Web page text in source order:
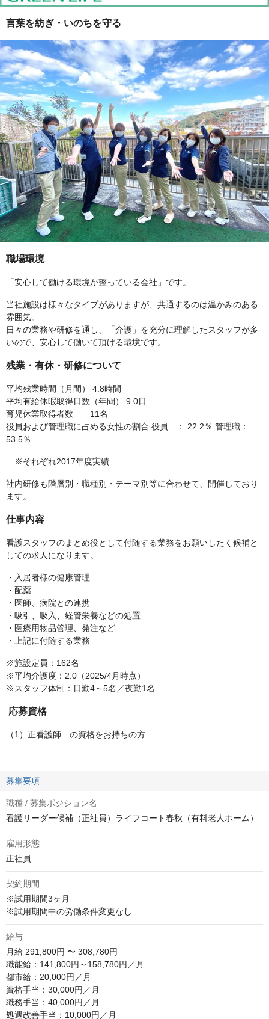
言葉を紡ぎ・いのちを守る
職場環境
「安心して働ける環境が整っている会社」です。
当社施設は様々なタイプがありますが、共通するのは温かみのある
雰囲気。
日々の業務や研修を通し、「介護」を充分に理解したスタッフが多
いので、安心して働いて頂ける環境です。
残業・有休・研修について
平均残業時間（月間） 4.8時間
平均有給休暇取得日数（年間） 9.0日
育児休業取得者数 11名
役員および管理職に占める女性の割合 役員 ： 22.2％ 管理職：
53.5％
※それぞれ2017年度実績
社内研修も階層別・職種別・テーマ別等に合わせて、開催しており
ます。
仕事内容
看護スタッフのまとめ役として付随する業務をお願いしたく候補と
しての求人になります。
・入居者様の健康管理
・配薬
・医師、病院との連携
・吸引、吸入、経管栄養などの処置
・医療用物品管理、発注など
・上記に付随する業務
※施設定員：162名
※平均介護度：2.0（2025/4月時点）
※スタッフ体制：日勤4～5名／夜勤1名
応募資格
（1）正看護師 の資格をお持ちの方
募集要項
職種 / 募集ポジション名
看護リーダー候補（正社員）ライフコート春秋（有料老人ホーム）
雇用形態
正社員
契約期間
※試用期間3ヶ月
※試用期間中の労働条件変更なし
給与
月給 291,800円 〜 308,780円
職能給：141,800円～158,780円／月
都市給：20,000円／月
資格手当：30,000円／月
職務手当：40,000円／月
処遇改善手当：10,000円／月